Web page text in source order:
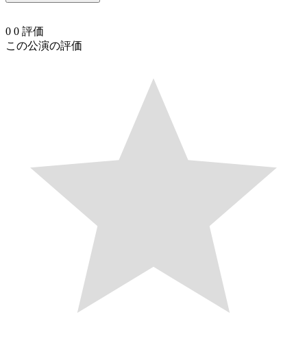
0 0 評価
この公演の評価